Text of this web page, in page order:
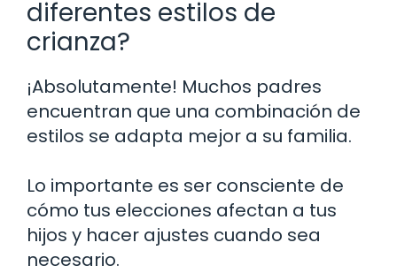
diferentes estilos de
crianza?
¡Absolutamente! Muchos padres
encuentran que una combinación de
estilos se adapta mejor a su familia.
Lo importante es ser consciente de
cómo tus elecciones afectan a tus
hijos y hacer ajustes cuando sea
necesario.